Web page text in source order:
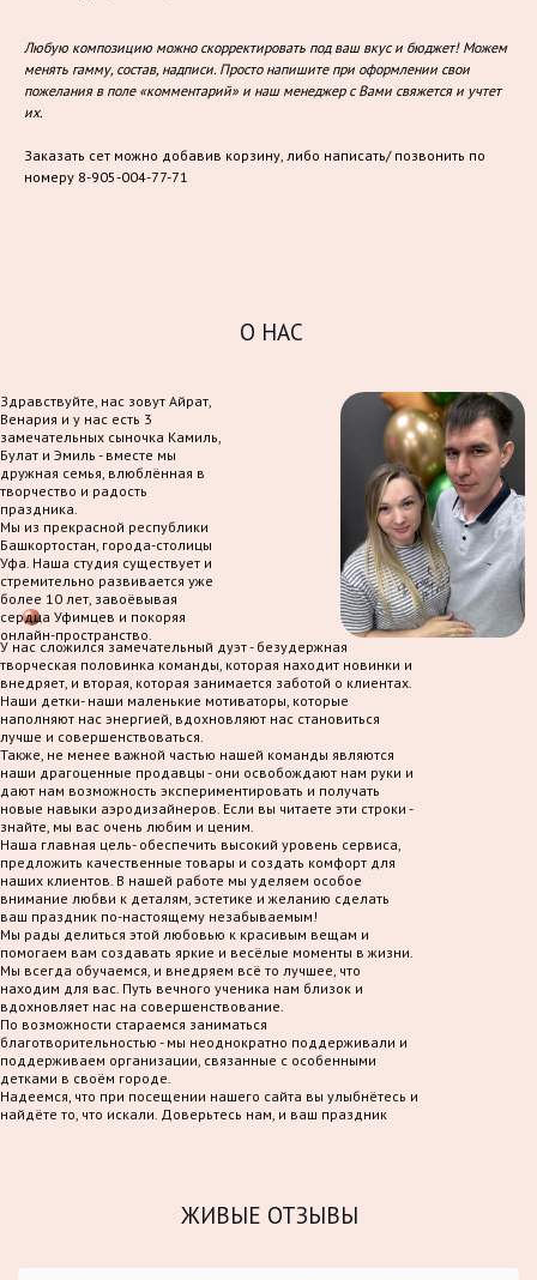
Любую композицию можно скорректировать под ваш вкус и бюджет! Можем
менять гамму, состав, надписи. Просто напишите при оформлении свои
пожелания в поле «комментарий» и наш менеджер с Вами свяжется и учтет
их.
Заказать сет можно добавив корзину, либо написать/ позвонить по
номеру 8-905-004-77-71
О НАС
Здравствуйте, нас зовут Айрат,
Венария и у нас есть 3
замечательных сыночка Камиль,
Булат и Эмиль - вместе мы
дружная семья, влюблённая в
творчество и радость
праздника.
Мы из прекрасной республики
Башкортостан, города-столицы
Уфа. Наша студия существует и
стремительно развивается уже
более 10 лет, завоёвывая
сердца Уфимцев и покоряя
онлайн-пространство.
У нас сложился замечательный дуэт - безудержная
творческая половинка команды, которая находит новинки и
внедряет, и вторая, которая занимается заботой о клиентах.
Наши детки- наши маленькие мотиваторы, которые
наполняют нас энергией, вдохновляют нас становиться
лучше и совершенствоваться.
Также, не менее важной частью нашей команды являются
наши драгоценные продавцы - они освобождают нам руки и
дают нам возможность экспериментировать и получать
новые навыки аэродизайнеров. Если вы читаете эти строки -
знайте, мы вас очень любим и ценим.
Наша главная цель- обеспечить высокий уровень сервиса,
предложить качественные товары и создать комфорт для
наших клиентов. В нашей работе мы уделяем особое
внимание любви к деталям, эстетике и желанию сделать
ваш праздник по-настоящему незабываемым!
Мы рады делиться этой любовью к красивым вещам и
помогаем вам создавать яркие и весёлые моменты в жизни.
Мы всегда обучаемся, и внедряем всё то лучшее, что
находим для вас. Путь вечного ученика нам близок и
вдохновляет нас на совершенствование.
По возможности стараемся заниматься
благотворительностью - мы неоднократно поддерживали и
поддерживаем организации, связанные с особенными
детками в своём городе.
Надеемся, что при посещении нашего сайта вы улыбнётесь и
найдёте то, что искали. Доверьтесь нам, и ваш праздник
ЖИВЫЕ ОТЗЫВЫ